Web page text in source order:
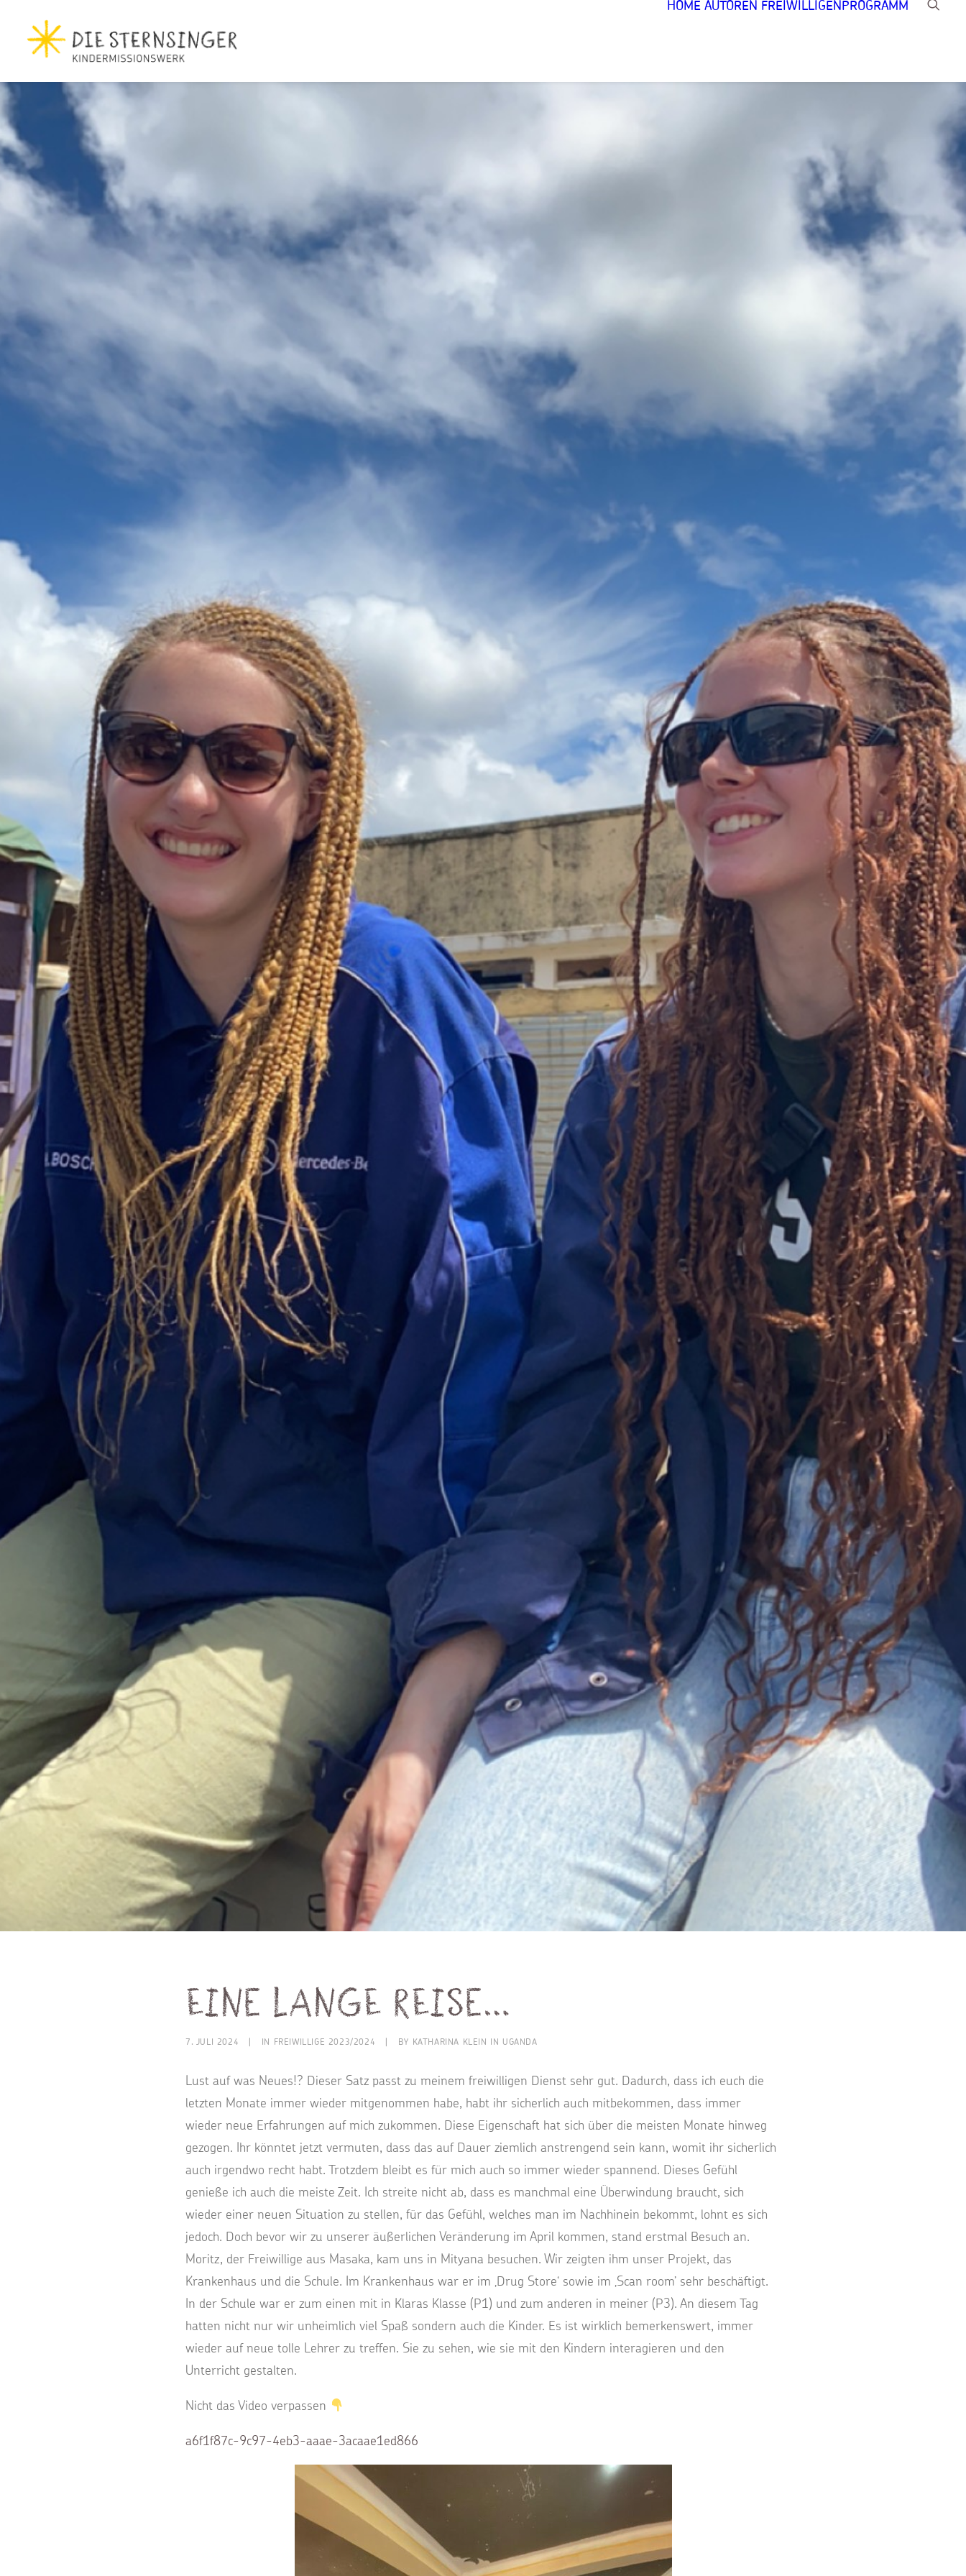
HOME AUTOREN FREIWILLIGENPROGRAMM
Eine lange Reise…
7. JULI 2024 IN FREIWILLIGE 2023/2024 BY KATHARINA KLEIN IN UGANDA
Lust auf was Neues!? Dieser Satz passt zu meinem freiwilligen Dienst sehr gut. Dadurch, dass ich euch die
letzten Monate immer wieder mitgenommen habe, habt ihr sicherlich auch mitbekommen, dass immer
wieder neue Erfahrungen auf mich zukommen. Diese Eigenschaft hat sich über die meisten Monate hinweg
gezogen. Ihr könntet jetzt vermuten, dass das auf Dauer ziemlich anstrengend sein kann, womit ihr sicherlich
auch irgendwo recht habt. Trotzdem bleibt es für mich auch so immer wieder spannend. Dieses Gefühl
genieße ich auch die meiste Zeit. Ich streite nicht ab, dass es manchmal eine Überwindung braucht, sich
wieder einer neuen Situation zu stellen, für das Gefühl, welches man im Nachhinein bekommt, lohnt es sich
jedoch. Doch bevor wir zu unserer äußerlichen Veränderung im April kommen, stand erstmal Besuch an.
Moritz, der Freiwillige aus Masaka, kam uns in Mityana besuchen. Wir zeigten ihm unser Projekt, das
Krankenhaus und die Schule. Im Krankenhaus war er im ‚Drug Store‘ sowie im ‚Scan room’ sehr beschäftigt.
In der Schule war er zum einen mit in Klaras Klasse (P1) und zum anderen in meiner (P3). An diesem Tag
hatten nicht nur wir unheimlich viel Spaß sondern auch die Kinder. Es ist wirklich bemerkenswert, immer
wieder auf neue tolle Lehrer zu treffen. Sie zu sehen, wie sie mit den Kindern interagieren und den
Unterricht gestalten.
Nicht das Video verpassen
a6f1f87c-9c97-4eb3-aaae-3acaae1ed866